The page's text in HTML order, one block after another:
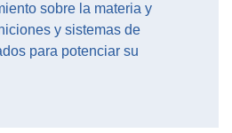
sobre la materia y
y sistemas de
para potenciar su